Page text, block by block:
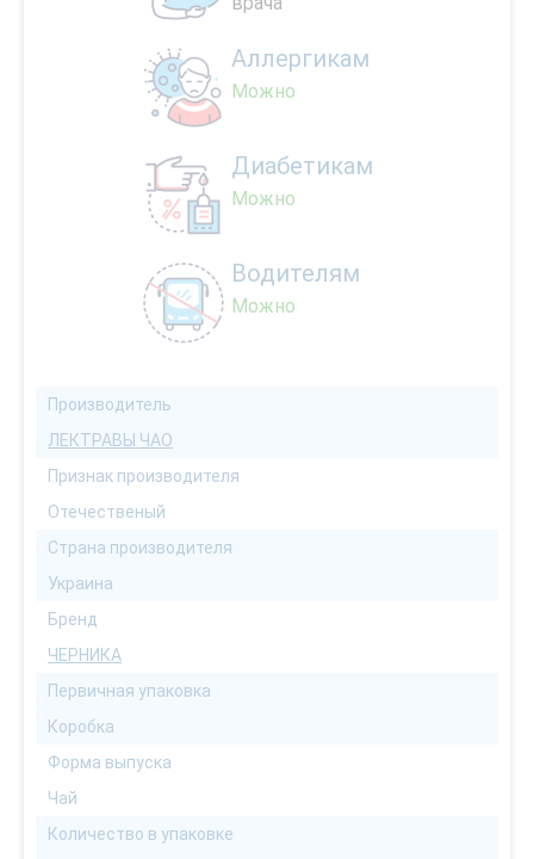
Аллергикам
Можно
Диабетикам
Можно
Водителям
Можно
Производитель
ЛЕКТРАВЫ ЧАО
Признак производителя
Отечественый
Страна производителя
Украина
Бренд
ЧЕРНИКА
Первичная упаковка
Коробка
Форма выпуска
Чай
Количество в упаковке